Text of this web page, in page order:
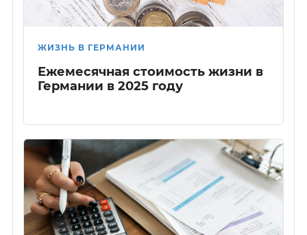
ЖИЗНЬ В ГЕРМАНИИ
Ежемесячная стоимость жизни в
Германии в 2025 году